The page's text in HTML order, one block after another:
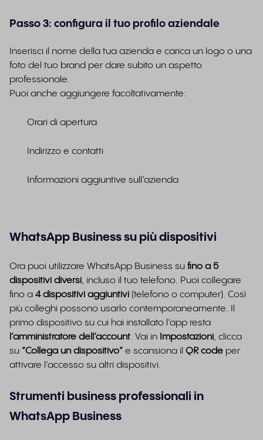
Passo 3: configura il tuo profilo aziendale
Inserisci il nome della tua azienda e carica un logo o una
foto del tuo brand per dare subito un aspetto
professionale.
Puoi anche aggiungere facoltativamente:
Orari di apertura
Indirizzo e contatti
Informazioni aggiuntive sull’azienda
WhatsApp Business su più dispositivi
Ora puoi utilizzare WhatsApp Business su fino a 5
dispositivi diversi, incluso il tuo telefono. Puoi collegare
fino a 4 dispositivi aggiuntivi (telefono o computer). Così
più colleghi possono usarlo contemporaneamente. Il
primo dispositivo su cui hai installato l’app resta
l’amministratore dell’account. Vai in Impostazioni, clicca
su “Collega un dispositivo” e scansiona il QR code per
attivare l’accesso su altri dispositivi.
Strumenti business professionali in
WhatsApp Business